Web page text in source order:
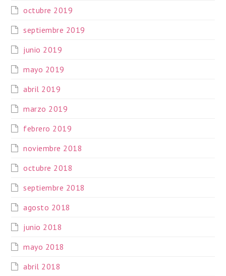
octubre 2019
septiembre 2019
junio 2019
mayo 2019
abril 2019
marzo 2019
febrero 2019
noviembre 2018
octubre 2018
septiembre 2018
agosto 2018
junio 2018
mayo 2018
abril 2018